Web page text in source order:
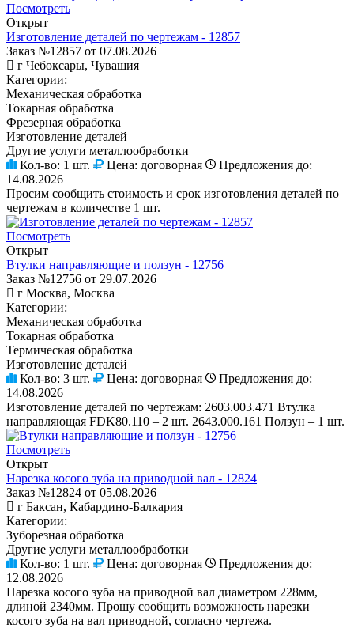
Посмотреть
Открыт
Изготовление деталей по чертежам - 12857
Заказ №12857 от 07.08.2026
г Чебоксары, Чувашия
Категории:
Механическая обработка
Токарная обработка
Фрезерная обработка
Изготовление деталей
Другие услуги металлообработки
Кол-во: 1 шт. Цена: договорная
Предложения до:
14.08.2026
Просим сообщить стоимость и срок изготовления деталей по
чертежам в количестве 1 шт.
Посмотреть
Открыт
Втулки направляющие и ползун - 12756
Заказ №12756 от 29.07.2026
г Москва, Москва
Категории:
Механическая обработка
Токарная обработка
Термическая обработка
Изготовление деталей
Кол-во: 3 шт. Цена: договорная
Предложения до:
14.08.2026
Изготовление деталей по чертежам: 2603.003.471 Втулка
направляющая FDK80.110 – 2 шт. 2643.000.161 Ползун – 1 шт.
Посмотреть
Открыт
Нарезка косого зуба на приводной вал - 12824
Заказ №12824 от 05.08.2026
г Баксан, Кабардино-Балкария
Категории:
Зуборезная обработка
Другие услуги металлообработки
Кол-во: 1 шт. Цена: договорная
Предложения до:
12.08.2026
Нарезка косого зуба на приводной вал диаметром 228мм,
длиной 2340мм. Прошу сообщить возможность нарезки
косого зуба на вал приводной, согласно чертежа.